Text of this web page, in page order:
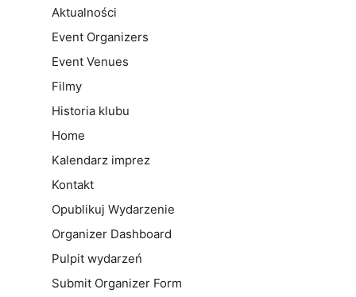
Aktualności
Event Organizers
Event Venues
Filmy
Historia klubu
Home
Kalendarz imprez
Kontakt
Opublikuj Wydarzenie
Organizer Dashboard
Pulpit wydarzeń
Submit Organizer Form